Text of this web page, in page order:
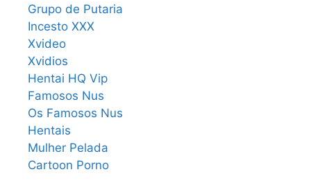
Grupo de Putaria
Incesto XXX
Xvideo
Xvidios
Hentai HQ Vip
Famosos Nus
Os Famosos Nus
Hentais
Mulher Pelada
Cartoon Porno